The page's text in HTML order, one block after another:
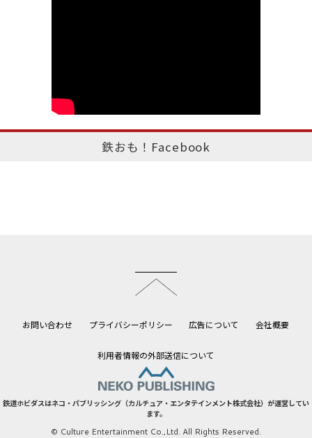
鉄おも！Facebook
お問い合わせ プライバシーポリシー 広告について 会社概要
利用者情報の外部送信について
鉄道ホビダスはネコ・パブリッシング（カルチュア・エンタテインメント株式会社）が運営してい
ます。
© Culture Entertainment Co.,Ltd. All Rights Reserved.